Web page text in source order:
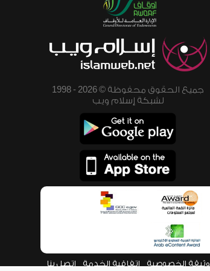
جميع الحقوق محفوظة © 2026 - 1998
لشبكة إسلام ويب
وثيقة الخصوصية اتفاقية الخدمة اتصل بنا